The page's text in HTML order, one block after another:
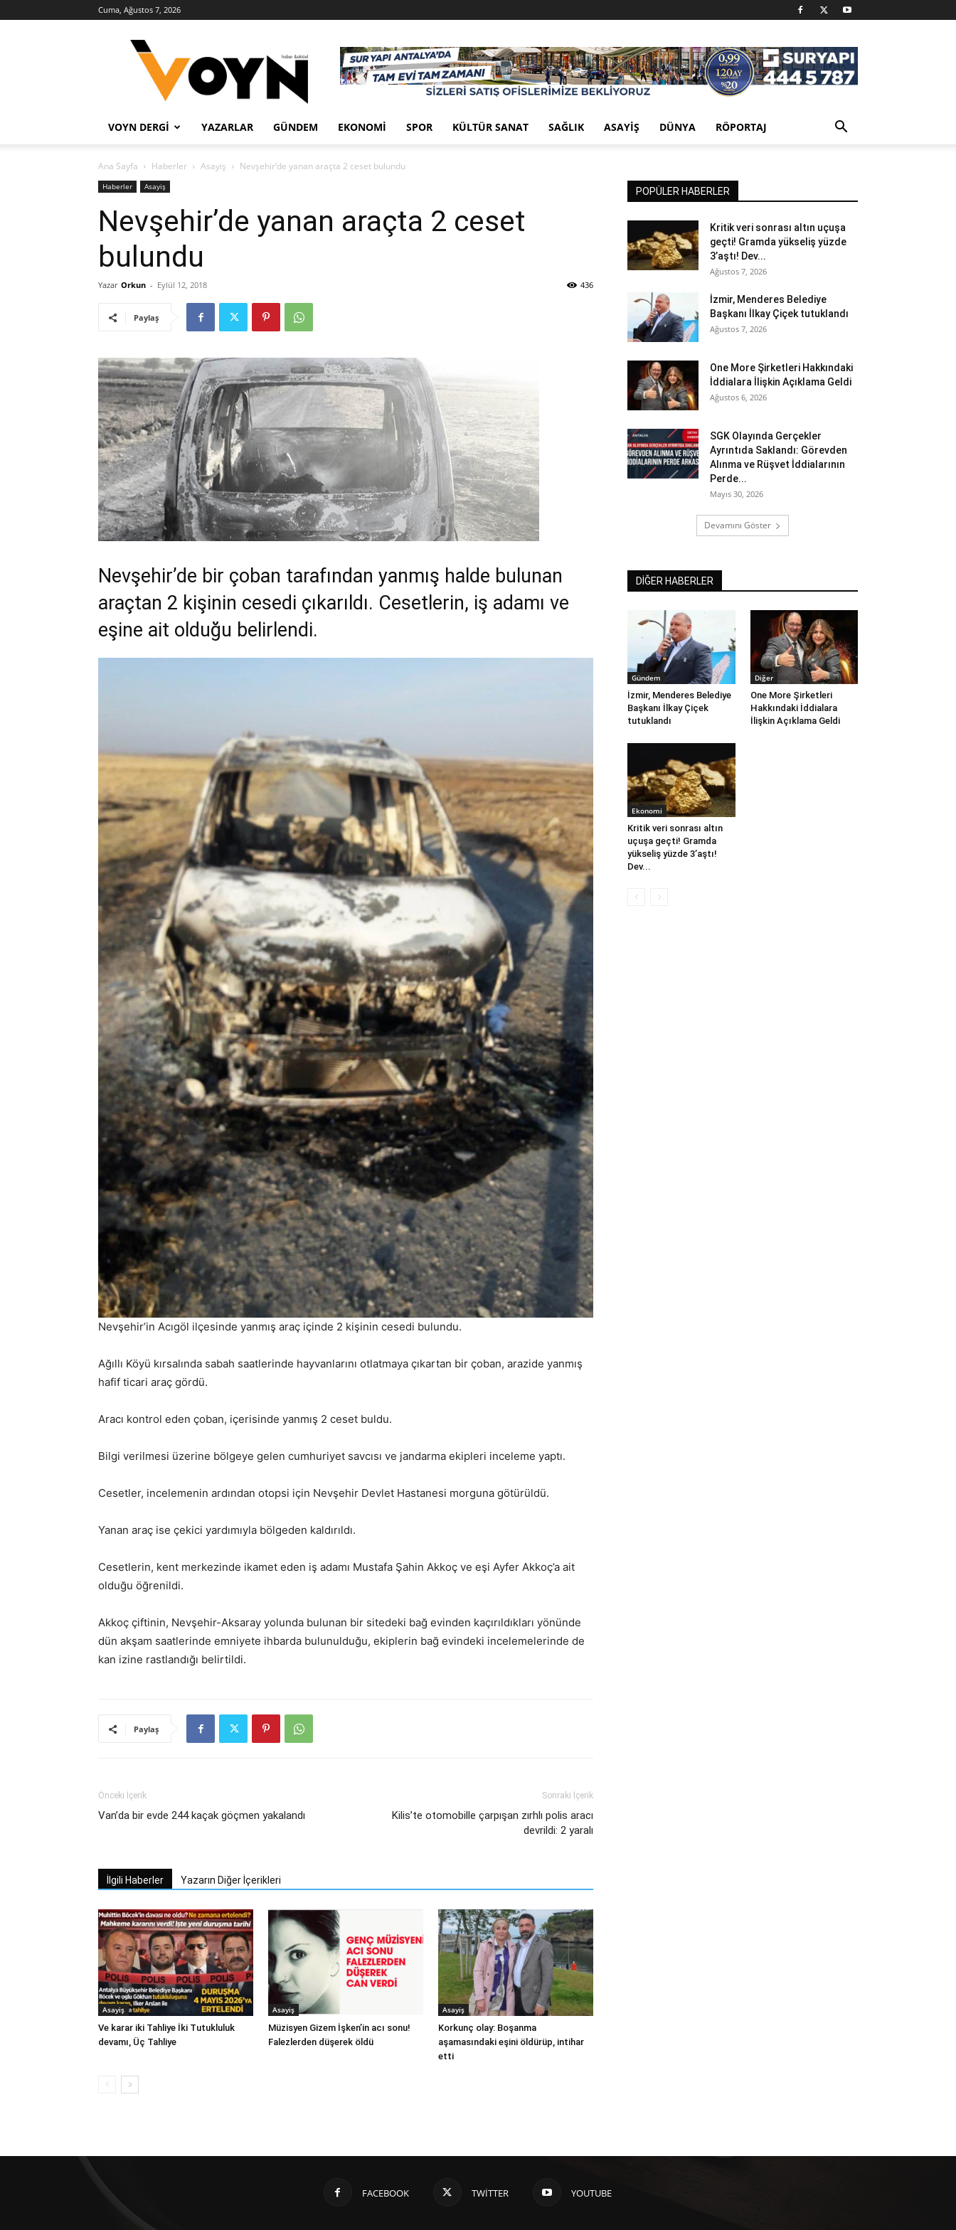
Cuma, Ağustos 7, 2026
Haber
VOYN DERGI YAZARLAR GÜNDEM EKONOMI SPOR KÜLTÜR SANAT SAĞLIK ASAYIŞ DÜNYA RÖPORTAJ
Ana Sayfa Haberler Asayiş Nevşehir’de yanan araçta 2 ceset bulundu
Haberler Asayiş
Nevşehir’de yanan araçta 2 ceset
bulundu
Yazar Orkun - Eylül 12, 2018 436
Paylaş
Nevşehir’de bir çoban tarafından yanmış halde bulunan
araçtan 2 kişinin cesedi çıkarıldı. Cesetlerin, iş adamı ve
eşine ait olduğu belirlendi.
Nevşehir’in Acıgöl ilçesinde yanmış araç içinde 2 kişinin cesedi bulundu.
Ağıllı Köyü kırsalında sabah saatlerinde hayvanlarını otlatmaya çıkartan bir çoban, arazide yanmış
hafif ticari araç gördü.
Aracı kontrol eden çoban, içerisinde yanmış 2 ceset buldu.
Bilgi verilmesi üzerine bölgeye gelen cumhuriyet savcısı ve jandarma ekipleri inceleme yaptı.
Cesetler, incelemenin ardından otopsi için Nevşehir Devlet Hastanesi morguna götürüldü.
Yanan araç ise çekici yardımıyla bölgeden kaldırıldı.
Cesetlerin, kent merkezinde ikamet eden iş adamı Mustafa Şahin Akkoç ve eşi Ayfer Akkoç’a ait
olduğu öğrenildi.
Akkoç çiftinin, Nevşehir-Aksaray yolunda bulunan bir sitedeki bağ evinden kaçırıldıkları yönünde
dün akşam saatlerinde emniyete ihbarda bulunulduğu, ekiplerin bağ evindeki incelemelerinde de
kan izine rastlandığı belirtildi.
Paylaş
Önceki İçerik
Van’da bir evde 244 kaçak göçmen yakalandı
Sonraki İçerik
Kilis’te otomobille çarpışan zırhlı polis aracı
devrildi: 2 yaralı
İlgili Haberler Yazarın Diğer İçerikleri
Asayiş
Ve karar iki Tahliye İki Tutukluluk
devamı, Üç Tahliye
Asayiş
Müzisyen Gizem İşken’in acı sonu!
Falezlerden düşerek öldü
Asayiş
Korkunç olay: Boşanma
aşamasındaki eşini öldürüp, intihar
etti
POPÜLER HABERLER
Kritik veri sonrası altın uçuşa
geçti! Gramda yükseliş yüzde
3’aştı! Dev...
Ağustos 7, 2026
İzmir, Menderes Belediye
Başkanı İlkay Çiçek tutuklandı
Ağustos 7, 2026
One More Şirketleri Hakkındaki
İddialara İlişkin Açıklama Geldi
Ağustos 6, 2026
SGK Olayında Gerçekler
Ayrıntıda Saklandı: Görevden
Alınma ve Rüşvet İddialarının
Perde...
Mayıs 30, 2026
Devamını Göster
DİĞER HABERLER
Gündem
İzmir, Menderes Belediye
Başkanı İlkay Çiçek
tutuklandı
Diğer
One More Şirketleri
Hakkındaki İddialara
İlişkin Açıklama Geldi
Ekonomi
Kritik veri sonrası altın
uçuşa geçti! Gramda
yükseliş yüzde 3’aştı!
Dev...
FACEBOOK TWITTER YOUTUBE